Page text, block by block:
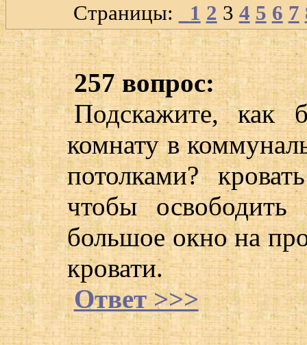
Страницы: 1 2 3 4 5 6 7
257 вопрос:
Подскажите, как
комнату в
потолками?
чтобы освободить
большое окно на
кровати.
Ответ >>>